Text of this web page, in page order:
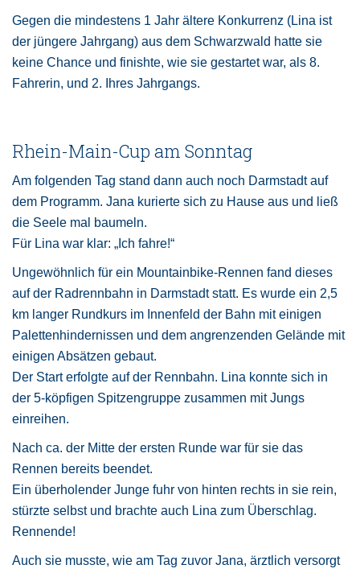
Gegen die mindestens 1 Jahr ältere Konkurrenz (Lina ist
der jüngere Jahrgang) aus dem Schwarzwald hatte sie
keine Chance und finishte, wie sie gestartet war, als 8.
Fahrerin, und 2. Ihres Jahrgangs.
Rhein-Main-Cup am Sonntag
Am folgenden Tag stand dann auch noch Darmstadt auf
dem Programm. Jana kurierte sich zu Hause aus und ließ
die Seele mal baumeln.
Für Lina war klar: „Ich fahre!“
Ungewöhnlich für ein Mountainbike-Rennen fand dieses
auf der Radrennbahn in Darmstadt statt. Es wurde ein 2,5
km langer Rundkurs im Innenfeld der Bahn mit einigen
Palettenhindernissen und dem angrenzenden Gelände mit
einigen Absätzen gebaut.
Der Start erfolgte auf der Rennbahn. Lina konnte sich in
der 5-köpfigen Spitzengruppe zusammen mit Jungs
einreihen.
Nach ca. der Mitte der ersten Runde war für sie das
Rennen bereits beendet.
Ein überholender Junge fuhr von hinten rechts in sie rein,
stürzte selbst und brachte auch Lina zum Überschlag.
Rennende!
Auch sie musste, wie am Tag zuvor Jana, ärztlich versorgt